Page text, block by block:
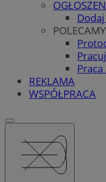
POLECAMY
REKLAMA
WSPÓŁPRACA